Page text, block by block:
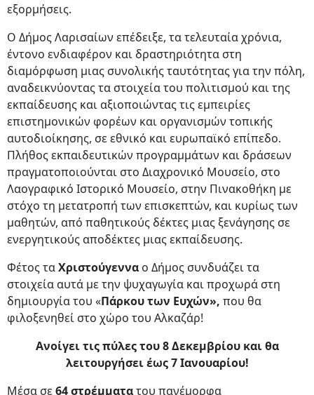
εξορμήσεις.
Ο Δήμος Λαρισαίων επέδειξε, τα τελευταία χρόνια,
έντονο ενδιαφέρον και δραστηριότητα στη
διαμόρφωση μιας συνολικής ταυτότητας για την πόλη,
αναδεικνύοντας τα στοιχεία του πολιτισμού και της
εκπαίδευσης και αξιοποιώντας τις εμπειρίες
επιστημονικών φορέων και οργανισμών τοπικής
αυτοδιοίκησης, σε εθνικό και ευρωπαϊκό επίπεδο.
Πλήθος εκπαιδευτικών προγραμμάτων και δράσεων
πραγματοποιούνται στο Διαχρονικό Μουσείο, στο
Λαογραφικό Ιστορικό Μουσείο, στην Πινακοθήκη με
στόχο τη μετατροπή των επισκεπτών, και κυρίως των
μαθητών, από παθητικούς δέκτες μιας ξενάγησης σε
ενεργητικούς αποδέκτες μιας εκπαίδευσης.
Φέτος ταΧριστούγεννα ο Δήμος συνδυάζει τα
στοιχεία αυτά με την ψυχαγωγία και προχωρά στη
δημιουργία του «Πάρκου των Ευχών», που θα
φιλοξενηθεί στο χώρο του Αλκαζάρ!
Ανοίγει τις πύλες του 8 Δεκεμβρίου και θα
λειτουργήσει έως 7 Ιανουαρίου!
Μέσα σε64 στρέμματατου πανέμορφα